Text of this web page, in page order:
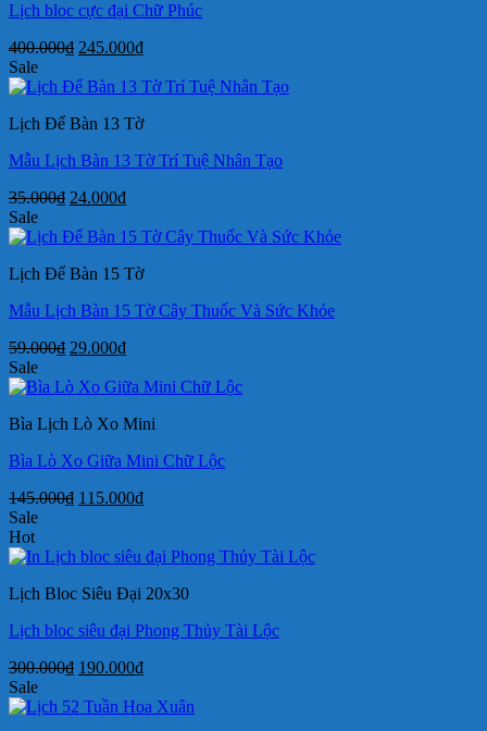
Lịch bloc cực đại Chữ Phúc
400.000₫ Giá
là:
245.000₫Giá
tại
245.000₫.
Sale
Lịch Để Bàn 13 Tờ
Mẫu Lịch Bàn 13 Tờ Trí Tuệ Nhân Tạo
35.000₫ Giá
là:
24.000₫Giá
tại
24.000₫.
Sale
Lịch Để Bàn 15 Tờ
Mẫu Lịch Bàn 15 Tờ Cây Thuốc Và Sức Khỏe
59.000₫ Giá
là:
29.000₫Giá
tại
29.000₫.
Sale
Bìa Lịch Lò Xo Mini
Bìa Lò Xo Giữa Mini Chữ Lộc
145.000₫ Giá
145.000₫.
115.000₫Giá
là:
Sale
Hot
Lịch Bloc Siêu Đại 20x30
Lịch bloc siêu đại Phong Thủy Tài Lộc
300.000₫ Giá
là:
190.000₫Giá
tại
Sale